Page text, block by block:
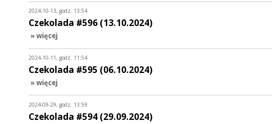
2024-10-13, godz. 13:54
Czekolada #596 (13.10.2024)
» więcej
2024-10-11, godz. 11:54
Czekolada #595 (06.10.2024)
» więcej
2024-09-29, godz. 13:59
Czekolada #594 (29.09.2024)